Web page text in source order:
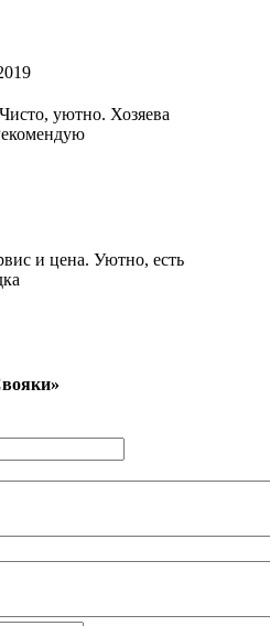
уютно. Хозяева
и цена. Уютно, есть